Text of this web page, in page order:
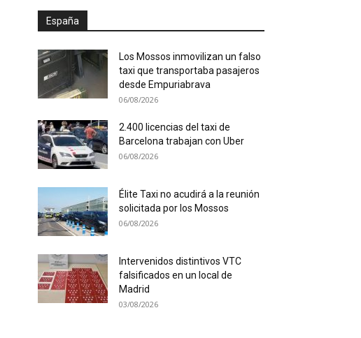
España
Los Mossos inmovilizan un falso
taxi que transportaba pasajeros
desde Empuriabrava
06/08/2026
2.400 licencias del taxi de
Barcelona trabajan con Uber
06/08/2026
Élite Taxi no acudirá a la reunión
solicitada por los Mossos
06/08/2026
Intervenidos distintivos VTC
falsificados en un local de
Madrid
03/08/2026